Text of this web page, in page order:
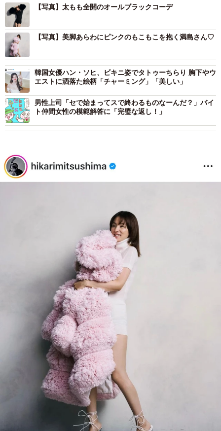
【写真】太もも全開のオールブラックコーデ
【写真】美脚あらわにピンクのもこもこを抱く満島さん♡
韓国女優ハン・ソヒ、ビキニ姿でタトゥーちらり 胸下やウ
エストに洒落た絵柄「チャーミング」「美しい」
男性上司「セで始まってスで終わるものなーんだ？」バイ
ト仲間女性の模範解答に「完璧な返し！」